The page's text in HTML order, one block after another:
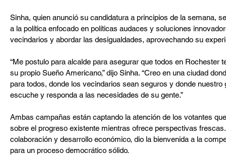
Sinha, quien anunció su candidatura a principios de la semana,
a la política enfocado en políticas audaces y soluciones
vecindarios y abordar las desigualdades, aprovechando su
“Me postulo para alcalde para asegurar que todos en Rochester
su propio Sueño Americano,” dijo Sinha. “Creo en una ciudad
para todos, donde los vecindarios sean seguros y donde
escuche y responda a las necesidades de su gente.”
Ambas campañas están captando la atención de los votantes
sobre el progreso existente mientras ofrece perspectivas
colaboración y desarrollo económico, dio la bienvenida a la
para un proceso democrático sólido.